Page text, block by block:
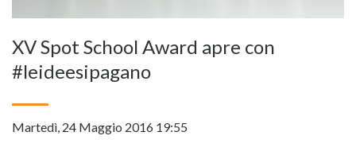
XV Spot School Award apre con
#leideesipagano
Martedì, 24 Maggio 2016 19:55